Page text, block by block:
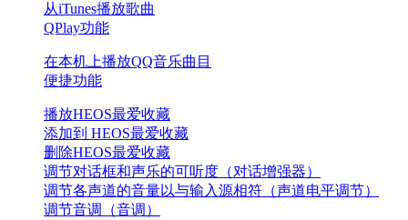
从iTunes播放歌曲
QPlay功能
在本机上播放QQ音乐曲目
便捷功能
播放HEOS最爱收藏
添加到 HEOS最爱收藏
删除HEOS最爱收藏
调节对话框和声乐的可听度（对话增强器）
调节各声道的音量以与输入源相符（声道电平调节）
调节音调（音调）